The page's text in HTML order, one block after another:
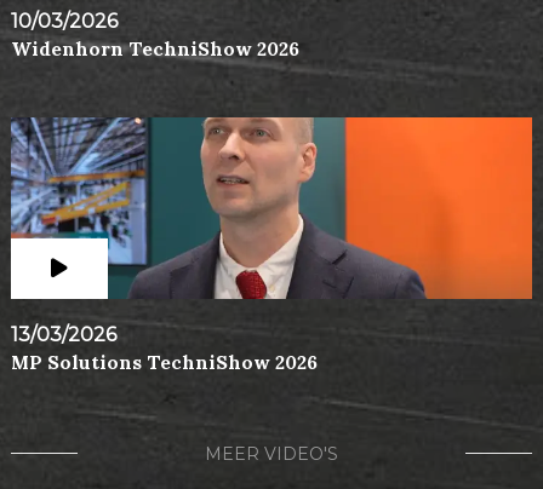
10/03/2026
Widenhorn TechniShow 2026
13/03/2026
MP Solutions TechniShow 2026
MEER VIDEO'S